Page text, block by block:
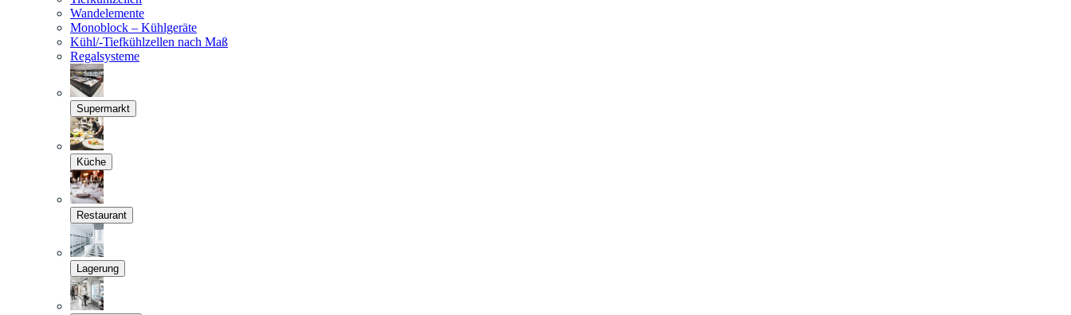
Wandelemente
Monoblock – Kühlgeräte
Kühl/-Tiefkühlzellen nach Maß
Regalsysteme
Supermarkt
Küche
Restaurant
Lagerung